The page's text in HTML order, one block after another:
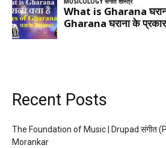
Recent Posts
The Foundation of Music | Drupad संगीत
Morankar